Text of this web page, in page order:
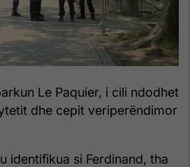
Le Paquier, i cili ndodhet
dhe cepit veriperëndimor
identifikua si Ferdinand, tha